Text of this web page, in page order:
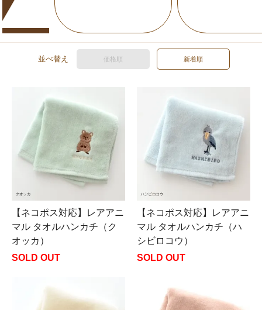
並べ替え 価格順 新着順
【ネコポス対応】レアアニ
マル タオルハンカチ（ク
オッカ）
SOLD OUT
【ネコポス対応】レアアニ
マル タオルハンカチ（ハ
シビロコウ）
SOLD OUT